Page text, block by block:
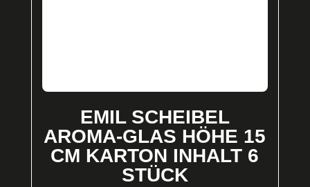
EMIL SCHEIBEL
AROMA-GLAS HÖHE 15
CM KARTON INHALT 6
STÜCK